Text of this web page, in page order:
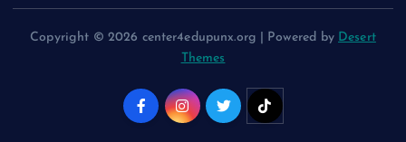
Copyright © 2026 center4edupunx.org | Powered by Desert
Themes